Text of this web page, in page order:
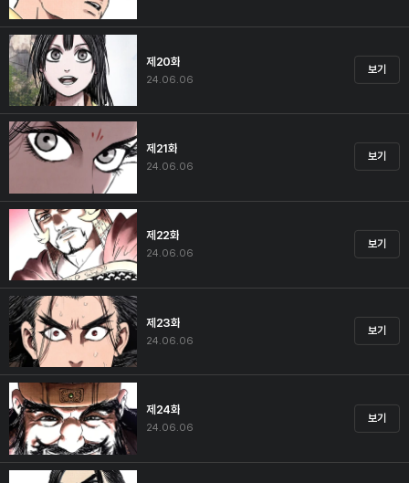
제20화
24.06.06
보기
제21화
24.06.06
보기
제22화
24.06.06
보기
제23화
24.06.06
보기
제24화
24.06.06
보기